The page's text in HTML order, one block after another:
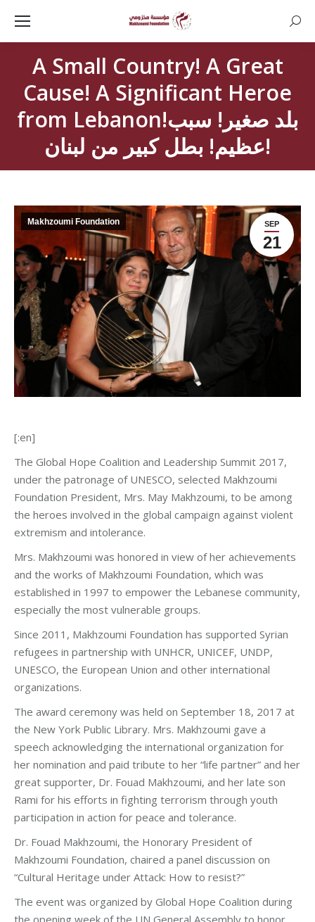
A Small Country! A Great
Cause! A Significant Heroe
from Lebanon!بلد صغير! سبب
عظيم! بطل كبير من لبنان!
SEP
21
Makhzoumi Foundation
[:en]
The Global Hope Coalition and Leadership Summit 2017,
under the patronage of UNESCO, selected Makhzoumi
Foundation President, Mrs. May Makhzoumi, to be among
the heroes involved in the global campaign against violent
extremism and intolerance.
Mrs. Makhzoumi was honored in view of her achievements
and the works of Makhzoumi Foundation, which was
established in 1997 to empower the Lebanese community,
especially the most vulnerable groups.
Since 2011, Makhzoumi Foundation has supported Syrian
refugees in partnership with UNHCR, UNICEF, UNDP,
UNESCO, the European Union and other international
organizations.
The award ceremony was held on September 18, 2017 at
the New York Public Library. Mrs. Makhzoumi gave a
speech acknowledging the international organization for
her nomination and paid tribute to her “life partner” and her
great supporter, Dr. Fouad Makhzoumi, and her late son
Rami for his efforts in fighting terrorism through youth
participation in action for peace and tolerance.
Dr. Fouad Makhzoumi, the Honorary President of
Makhzoumi Foundation, chaired a panel discussion on
“Cultural Heritage under Attack: How to resist?”
The event was organized by Global Hope Coalition during
the opening week of the UN General Assembly to honor